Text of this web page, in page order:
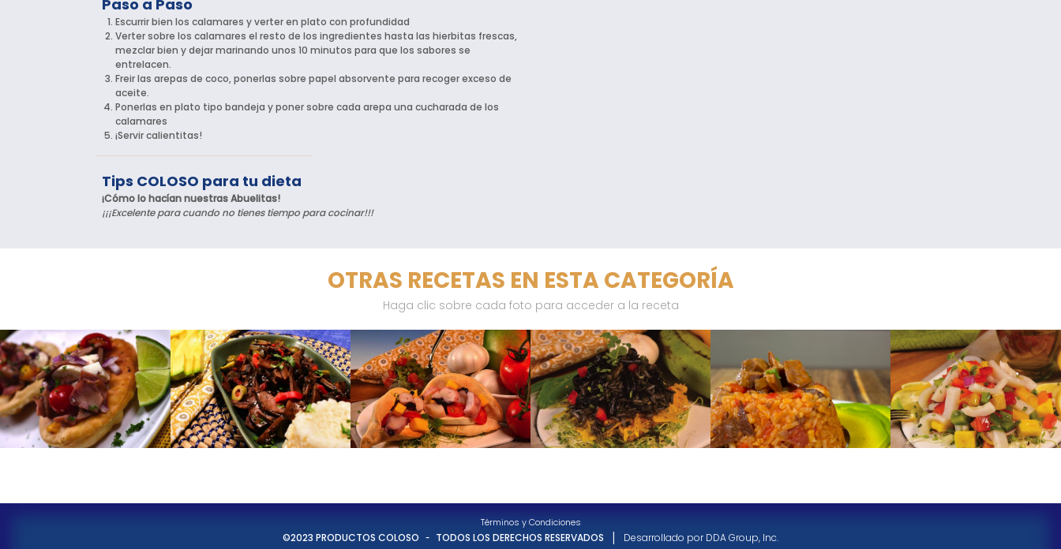
Paso a Paso
Escurrir bien los calamares y verter en plato con profundidad
Verter sobre los calamares el resto de los ingredientes hasta las hierbitas frescas,
mezclar bien y dejar marinando unos 10 minutos para que los sabores se
entrelacen.
Freir las arepas de coco, ponerlas sobre papel absorvente para recoger exceso de
aceite.
Ponerlas en plato tipo bandeja y poner sobre cada arepa una cucharada de los
calamares
¡Servir calientitas!
Tips COLOSO para tu dieta
¡Cómo lo hacían nuestras Abuelitas!
¡¡¡Excelente para cuando no tienes tiempo para cocinar!!!
OTRAS RECETAS EN ESTA CATEGORÍA
Haga clic sobre cada foto para acceder a la receta
Términos y Condiciones
©2023 PRODUCTOS COLOSO - TODOS LOS DERECHOS RESERVADOS | Desarrollado por DDA Group, Inc.